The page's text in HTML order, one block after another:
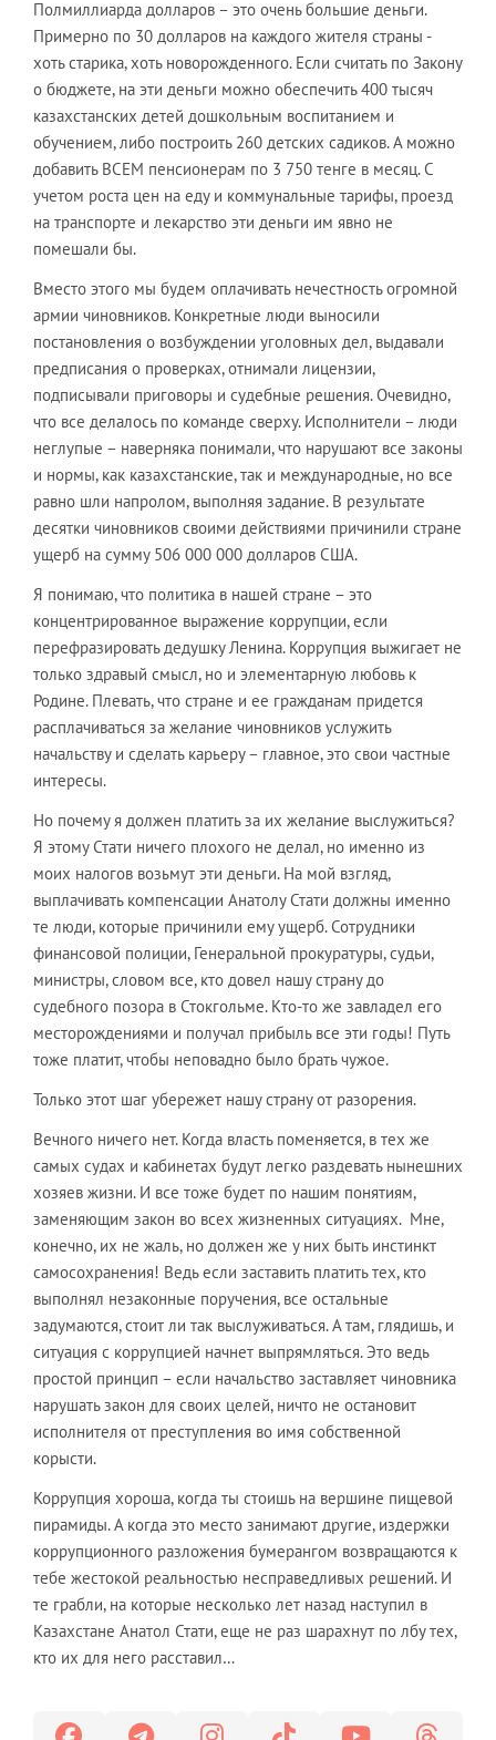
Полмиллиарда долларов – это очень большие деньги.
Примерно по 30 долларов на каждого жителя страны -
хоть старика, хоть новорожденного. Если считать по Закону
о бюджете, на эти деньги можно обеспечить 400 тысяч
казахстанских детей дошкольным воспитанием и
обучением, либо построить 260 детских садиков. А можно
добавить ВСЕМ пенсионерам по 3 750 тенге в месяц. С
учетом роста цен на еду и коммунальные тарифы, проезд
на транспорте и лекарство эти деньги им явно не
помешали бы.
Вместо этого мы будем оплачивать нечестность огромной
армии чиновников. Конкретные люди выносили
постановления о возбуждении уголовных дел, выдавали
предписания о проверках, отнимали лицензии,
подписывали приговоры и судебные решения. Очевидно,
что все делалось по команде сверху. Исполнители – люди
неглупые – наверняка понимали, что нарушают все законы
и нормы, как казахстанские, так и международные, но все
равно шли напролом, выполняя задание. В результате
десятки чиновников своими действиями причинили стране
ущерб на сумму 506 000 000 долларов США.
Я понимаю, что политика в нашей стране – это
концентрированное выражение коррупции, если
перефразировать дедушку Ленина. Коррупция выжигает не
только здравый смысл, но и элементарную любовь к
Родине. Плевать, что стране и ее гражданам придется
расплачиваться за желание чиновников услужить
начальству и сделать карьеру – главное, это свои частные
интересы.
Но почему я должен платить за их желание выслужиться?
Я этому Стати ничего плохого не делал, но именно из
моих налогов возьмут эти деньги. На мой взгляд,
выплачивать компенсации Анатолу Стати должны именно
те люди, которые причинили ему ущерб. Сотрудники
финансовой полиции, Генеральной прокуратуры, судьи,
министры, словом все, кто довел нашу страну до
судебного позора в Стокгольме. Кто-то же завладел его
месторождениями и получал прибыль все эти годы! Путь
тоже платит, чтобы неповадно было брать чужое.
Только этот шаг убережет нашу страну от разорения.
Вечного ничего нет. Когда власть поменяется, в тех же
самых судах и кабинетах будут легко раздевать нынешних
хозяев жизни. И все тоже будет по нашим понятиям,
заменяющим закон во всех жизненных ситуациях. Мне,
конечно, их не жаль, но должен же у них быть инстинкт
самосохранения! Ведь если заставить платить тех, кто
выполнял незаконные поручения, все остальные
задумаются, стоит ли так выслуживаться. А там, глядишь, и
ситуация с коррупцией начнет выпрямляться. Это ведь
простой принцип – если начальство заставляет чиновника
нарушать закон для своих целей, ничто не остановит
исполнителя от преступления во имя собственной
корысти.
Коррупция хороша, когда ты стоишь на вершине пищевой
пирамиды. А когда это место занимают другие, издержки
коррупционного разложения бумерангом возвращаются к
тебе жестокой реальностью несправедливых решений. И
те грабли, на которые несколько лет назад наступил в
Казахстане Анатол Стати, еще не раз шарахнут по лбу тех,
кто их для него расставил…